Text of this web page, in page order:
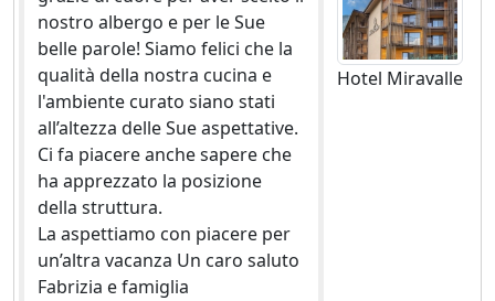
nostro albergo e per le Sue
belle parole! Siamo felici che la
qualità della nostra cucina e
l'ambiente curato siano stati
all’altezza delle Sue aspettative.
Ci fa piacere anche sapere che
ha apprezzato la posizione
della struttura.
La aspettiamo con piacere per
un’altra vacanza Un caro saluto
Fabrizia e famiglia
Hotel Miravalle